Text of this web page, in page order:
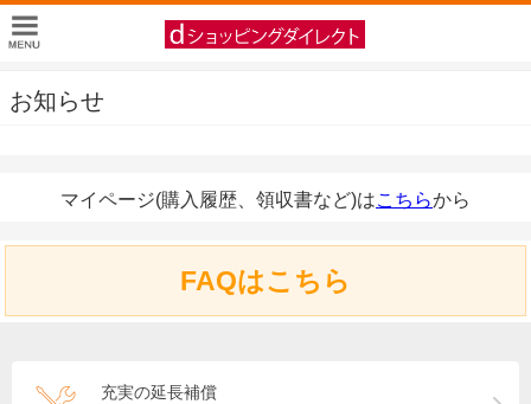
お知らせ
マイページ(購入履歴、領収書など)はこちらから
FAQはこちら
充実の延長補償